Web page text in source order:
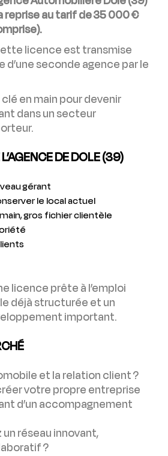
reprise au tarif de 35 000 €
licence est transmise
d’une seconde agence par le
en main pour devenir
dans un secteur
DE DOLE (39)
gérant
le local actuel
gros fichier clientèle
licence prête à l’emploi
déjà structurée et un
important.
et la relation client ?
votre propre entreprise
d’un accompagnement
réseau innovant,
?